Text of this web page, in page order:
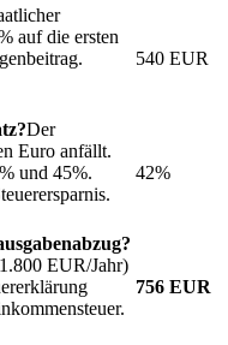
auf die ersten
540 EUR
Der
Euro anfällt.
und 45%.
42%
EUR/Jahr)
756 EUR